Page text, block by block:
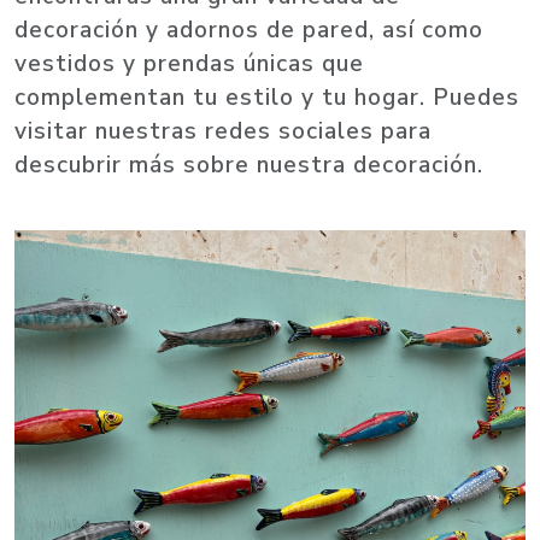
decoración y adornos de pared, así como
vestidos y prendas únicas que
complementan tu estilo y tu hogar. Puedes
visitar nuestras redes sociales para
descubrir más sobre nuestra decoración.